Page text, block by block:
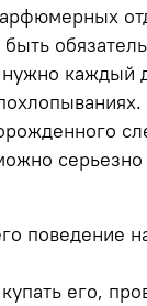
каждый
серьезно
поведение
его,